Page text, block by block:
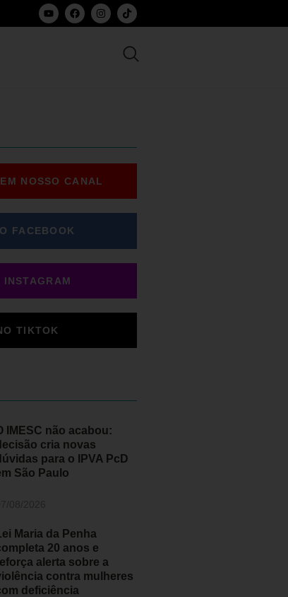
NOSSO CANAL
FACEBOOK
INSTAGRAM
TIKTOK
IMESC não acabou:
cria novas
para o IPVA PcD
São Paulo
Maria da Penha
20 anos e
alerta sobre a
contra mulheres
deficiência